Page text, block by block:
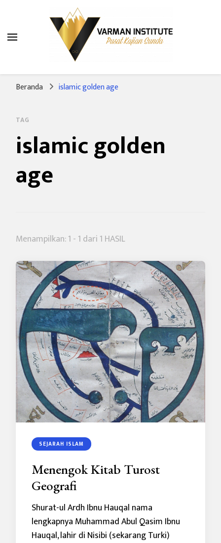
Varman Institute
Pusat Kajian Sunda
Beranda islamic golden age
TAG
islamic golden
age
Menampilkan: 1 - 1 dari 1 HASIL
SEJARAH ISLAM
Menengok Kitab Turost
Geografi
Shurat-ul Ardh Ibnu Hauqal nama
lengkapnya Muhammad Abul Qasim Ibnu
Hauqal, lahir di Nisibi (sekarang Turki)